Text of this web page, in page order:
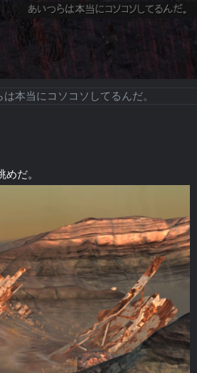
は本当にコソコソしてるんだ。
だ。